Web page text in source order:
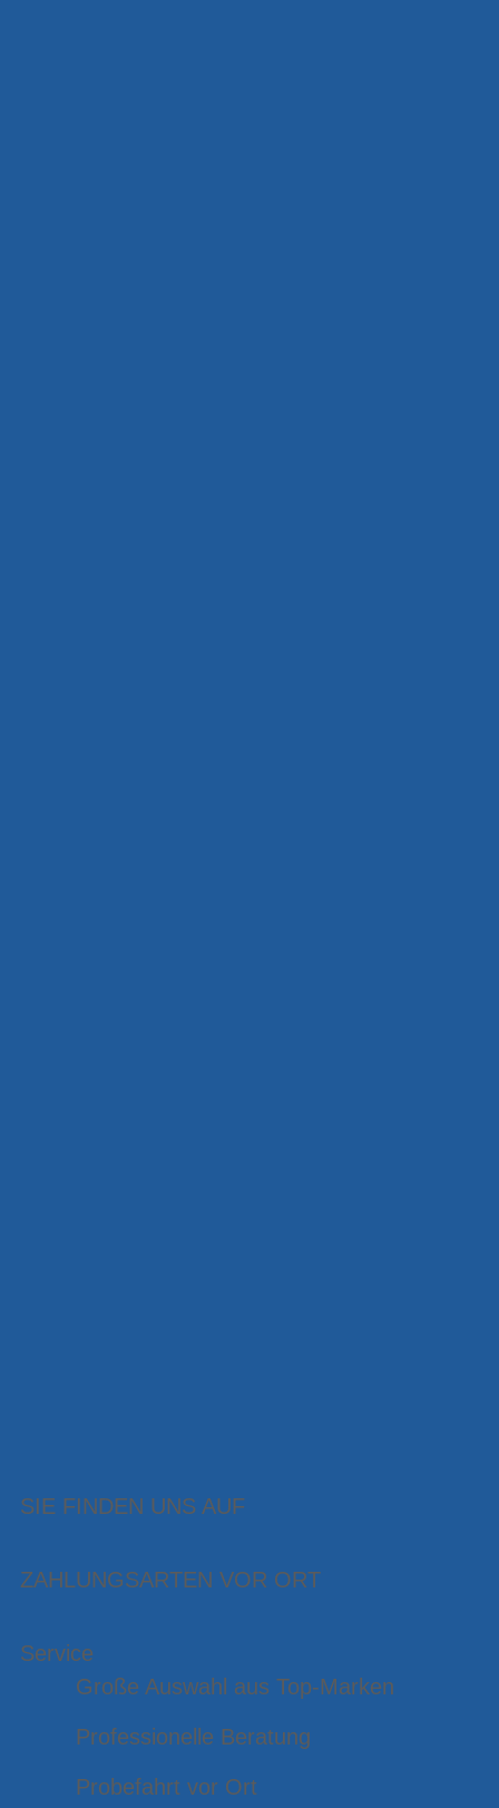
SIE FINDEN UNS AUF
ZAHLUNGSARTEN VOR ORT
Service
Große Auswahl aus Top-Marken
Professionelle Beratung
Probefahrt vor Ort